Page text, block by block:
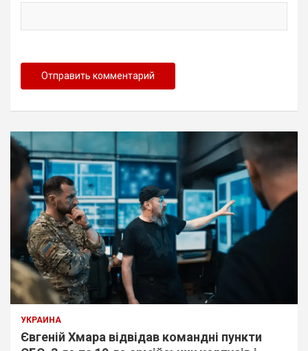
УКРАИНА
Євгеній Хмара відвідав командні пункти